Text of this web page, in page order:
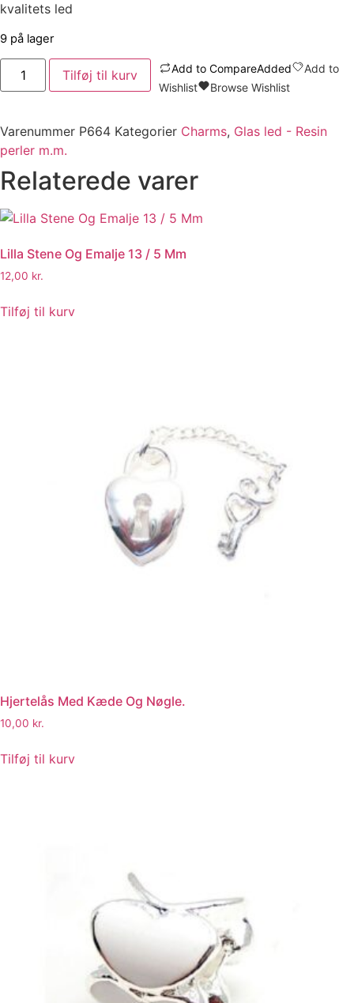
kvalitets led
9 på lager
Lilla
Blomster
Glas
Sølv
Belagt
Kerne
Tilføj til kurv Add to CompareAdded
Add to
Wishlist
Browse Wishlist
Varenummer P664 Kategorier Charms, Glas led - Resin
perler m.m.
Relaterede varer
Lilla Stene Og Emalje 13 / 5 Mm
12,00 kr.
Tilføj til kurv
Hjertelås Med Kæde Og Nøgle.
10,00 kr.
Tilføj til kurv